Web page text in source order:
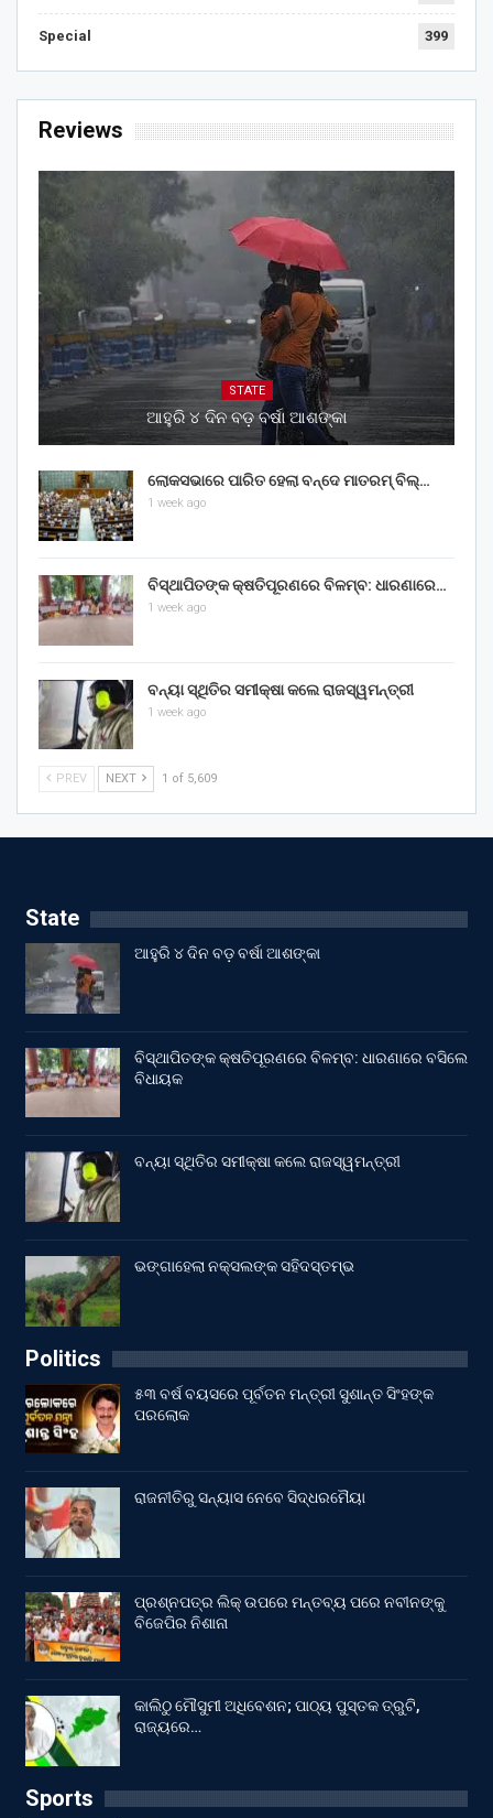
Special 399
Reviews
STATE
ଆହୁରି ୪ ଦିନ ବଡ଼ ବର୍ଷା ଆଶଙ୍କା
ଲୋକସଭାରେ ପାରିତ ହେଲା ବନ୍ଦେ ମାତରମ୍‌ ବିଲ୍‌…
1 week ago
ବିସ୍ଥାପିତଙ୍କ କ୍ଷତିପୂରଣରେ ବିଳମ୍ବ: ଧାରଣାରେ…
1 week ago
ବନ୍ୟା ସ୍ଥିତିର ସମୀକ୍ଷା କଲେ ରାଜସ୍ୱମନ୍ତ୍ରୀ
1 week ago
PREV NEXT 1 of 5,609
State
ଆହୁରି ୪ ଦିନ ବଡ଼ ବର୍ଷା ଆଶଙ୍କା
ବିସ୍ଥାପିତଙ୍କ କ୍ଷତିପୂରଣରେ ବିଳମ୍ବ: ଧାରଣାରେ ବସିଲେ
ବିଧାୟକ
ବନ୍ୟା ସ୍ଥିତିର ସମୀକ୍ଷା କଲେ ରାଜସ୍ୱମନ୍ତ୍ରୀ
ଭଙ୍ଗାହେଲା ନକ୍ସଲଙ୍କ ସହିଦସ୍ତମ୍ଭ
Politics
୫୩ ବର୍ଷ ବୟସରେ ପୂର୍ବତନ ମନ୍ତ୍ରୀ ସୁଶାନ୍ତ ସିଂହଙ୍କ
ପରଲୋକ
ରାଜନୀତିରୁ ସନ୍ୟାସ ନେବେ ସିଦ୍ଧରମୈୟା
ପ୍ରଶ୍ନପତ୍ର ଲିକ୍ ଉପରେ ମନ୍ତବ୍ୟ ପରେ ନବୀନଙ୍କୁ
ବିଜେପିର ନିଶାନା
କାଲିଠୁ ମୌସୁମୀ ଅଧିବେଶନ; ପାଠ୍ୟ ପୁସ୍ତକ ତ୍ରୁଟି,
ରାଜ୍ୟରେ…
Sports